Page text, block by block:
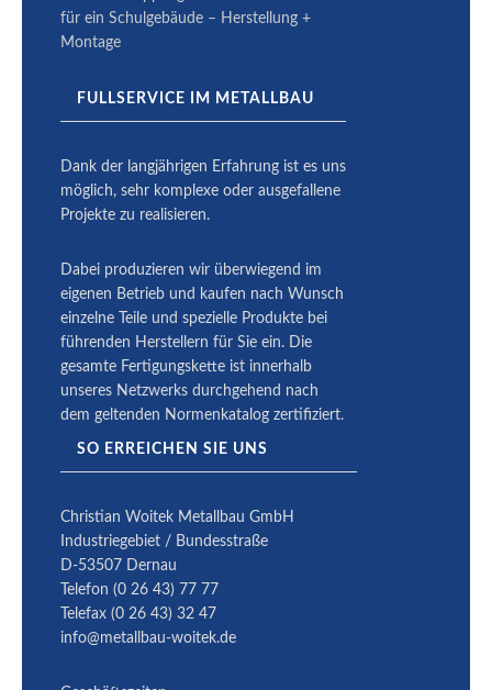
für ein Schulgebäude – Herstellung +
Montage
FULLSERVICE IM METALLBAU
Dank der langjährigen Erfahrung ist es uns
möglich, sehr komplexe oder ausge­fallene
Projekte zu reali­sieren.
Dabei produ­zieren wir überwiegend im
eigenen Betrieb und kaufen nach Wunsch
einzelne Teile und spezielle Produkte bei
führenden Herstellern für Sie ein. Die
gesamte Fertigungskette ist innerhalb
unseres Netzwerks durchgehend nach
dem geltenden Normenkatalog zertifiziert.
SO ERREICHEN SIE UNS
Christian Woitek Metallbau GmbH
Industriegebiet / Bundesstraße
D-53507 Dernau
Telefon (0 26 43) 77 77
Telefax (0 26 43) 32 47
info@metallbau-woitek.de